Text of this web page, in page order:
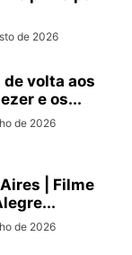
de 2026
volta aos
e os...
de 2026
| Filme
de 2026